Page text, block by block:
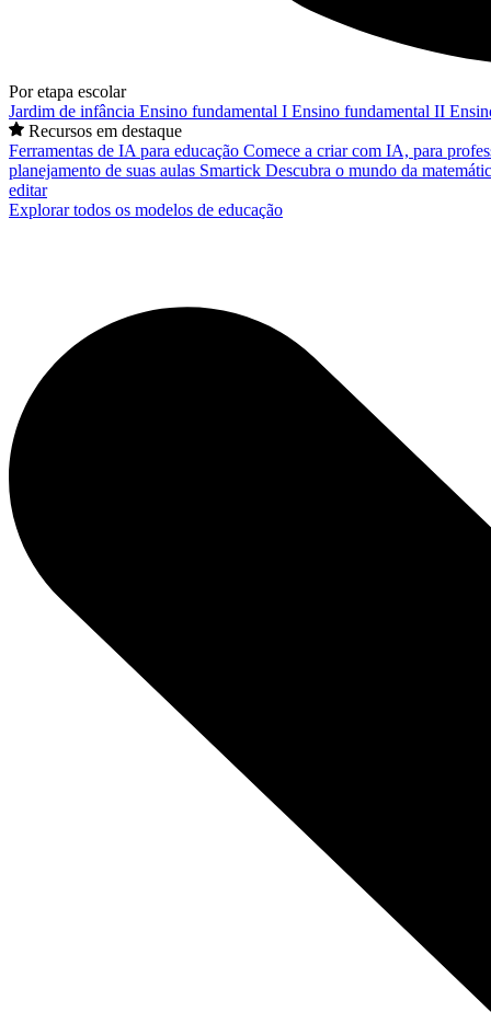
Por etapa escolar
Jardim de infância Ensino fundamental I Ensino fundamental II
Recursos em destaque
Ferramentas de IA para educação Comece a criar com IA, para
planejamento de suas aulas Smartick Descubra o mundo da
editar
Explorar todos os modelos de educação